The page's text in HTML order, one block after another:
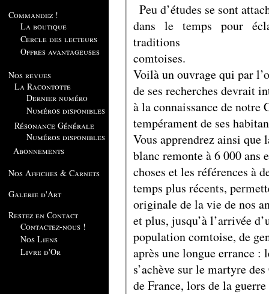
Commandez !
La boutique
Cercle des lecteurs
Offres avantageuses
Nos revues
La Racontotte
Dernier numéro
Numéros disponibles
Résonance Générale
Numéros disponibles
Abonnements
Nos Affiches & Carnets
Galerie d'Art
Restez en Contact
Contactez-nous !
Nos Liens
Livre d'Or
Peu d’études se sont
dans le temps pour
traditions
comtoises.
Voilà un ouvrage qui par
de ses recherches devrait
à la connaissance de notre
tempérament de ses
Vous apprendrez ainsi que
blanc remonte à 6 000
choses et les références à
temps plus récents,
originale de la vie de nos
et plus, jusqu’à l’arrivée
population comtoise, de
après une longue errance
s’achève sur le martyre
de France, lors de la